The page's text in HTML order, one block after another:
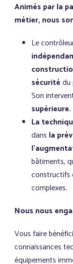
Animés par la
métier, nous
Le
sécuritédu
Son
supérieure.
La
dans la
bâtiments,
constructifs
complexes.
Nous nous
Vous faire
connaissances
équipements